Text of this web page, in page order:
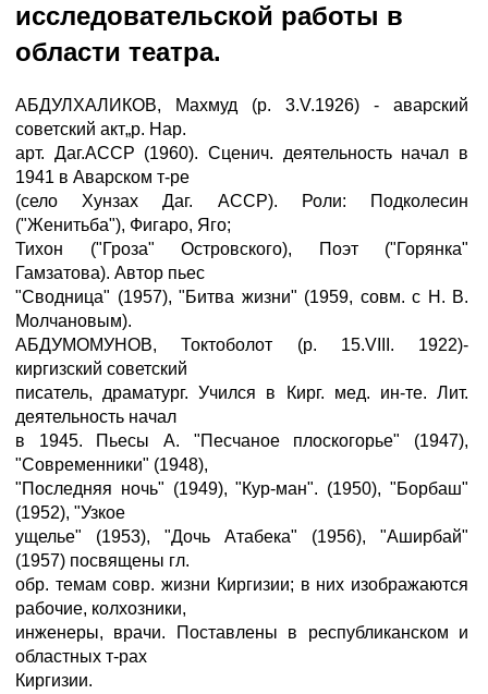
исследовательской работы в
области театра.
АБДУЛХАЛИКОВ, Махмуд (р. 3.V.1926) - аварский
советский акт„р. Нар.
арт. Даг.АССР (1960). Сценич. деятельность начал в
1941 в Аварском т-ре
(село Хунзах Даг. АССР). Роли: Подколесин
("Женитьба"), Фигаро, Яго;
Тихон ("Гроза" Островского), Поэт ("Горянка"
Гамзатова). Автор пьес
"Сводница" (1957), "Битва жизни" (1959, совм. с Н. В.
Молчановым).
АБДУМОМУНОВ, Токтоболот (р. 15.VIII. 1922)-
киргизский советский
писатель, драматург. Учился в Кирг. мед. ин-те. Лит.
деятельность начал
в 1945. Пьесы А. "Песчаное плоскогорье" (1947),
"Современники" (1948),
"Последняя ночь" (1949), "Кур-ман". (1950), "Борбаш"
(1952), "Узкое
ущелье" (1953), "Дочь Атабека" (1956), "Аширбай"
(1957) посвящены гл.
обр. темам совр. жизни Киргизии; в них изображаются
рабочие, колхозники,
инженеры, врачи. Поставлены в республиканском и
областных т-рах
Киргизии.